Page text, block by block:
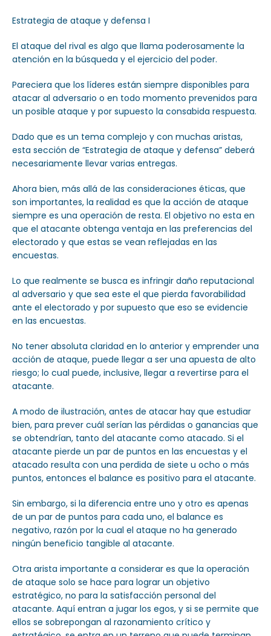
Estrategia de ataque y defensa I
El ataque del rival es algo que llama poderosamente la
atención en la búsqueda y el ejercicio del poder.
Pareciera que los líderes están siempre disponibles para
atacar al adversario o en todo momento prevenidos para
un posible ataque y por supuesto la consabida respuesta.
Dado que es un tema complejo y con muchas aristas,
esta sección de “Estrategia de ataque y defensa” deberá
necesariamente llevar varias entregas.
Ahora bien, más allá de las consideraciones éticas, que
son importantes, la realidad es que la acción de ataque
siempre es una operación de resta. El objetivo no esta en
que el atacante obtenga ventaja en las preferencias del
electorado y que estas se vean reflejadas en las
encuestas.
Lo que realmente se busca es infringir daño reputacional
al adversario y que sea este el que pierda favorabilidad
ante el electorado y por supuesto que eso se evidencie
en las encuestas.
No tener absoluta claridad en lo anterior y emprender una
acción de ataque, puede llegar a ser una apuesta de alto
riesgo; lo cual puede, inclusive, llegar a revertirse para el
atacante.
A modo de ilustración, antes de atacar hay que estudiar
bien, para prever cuál serían las pérdidas o ganancias que
se obtendrían, tanto del atacante como atacado. Si el
atacante pierde un par de puntos en las encuestas y el
atacado resulta con una perdida de siete u ocho o más
puntos, entonces el balance es positivo para el atacante.
Sin embargo, si la diferencia entre uno y otro es apenas
de un par de puntos para cada uno, el balance es
negativo, razón por la cual el ataque no ha generado
ningún beneficio tangible al atacante.
Otra arista importante a considerar es que la operación
de ataque solo se hace para lograr un objetivo
estratégico, no para la satisfacción personal del
atacante. Aquí entran a jugar los egos, y si se permite que
ellos se sobrepongan al razonamiento crítico y